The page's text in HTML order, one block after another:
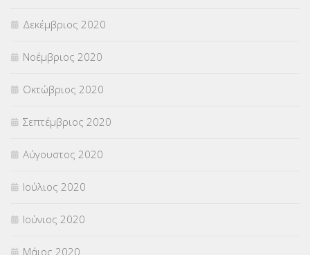
Δεκέμβριος 2020
Νοέμβριος 2020
Οκτώβριος 2020
Σεπτέμβριος 2020
Αύγουστος 2020
Ιούλιος 2020
Ιούνιος 2020
Μάιος 2020